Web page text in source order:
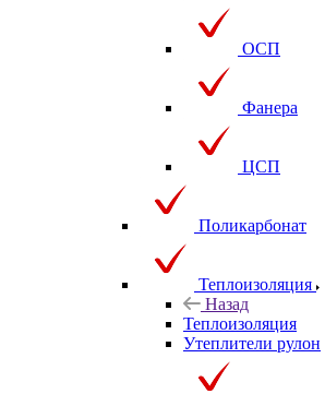
ОСП
Фанера
ЦСП
Поликарбонат
Теплоизоляция
Назад
Теплоизоляция
Утеплители рулон